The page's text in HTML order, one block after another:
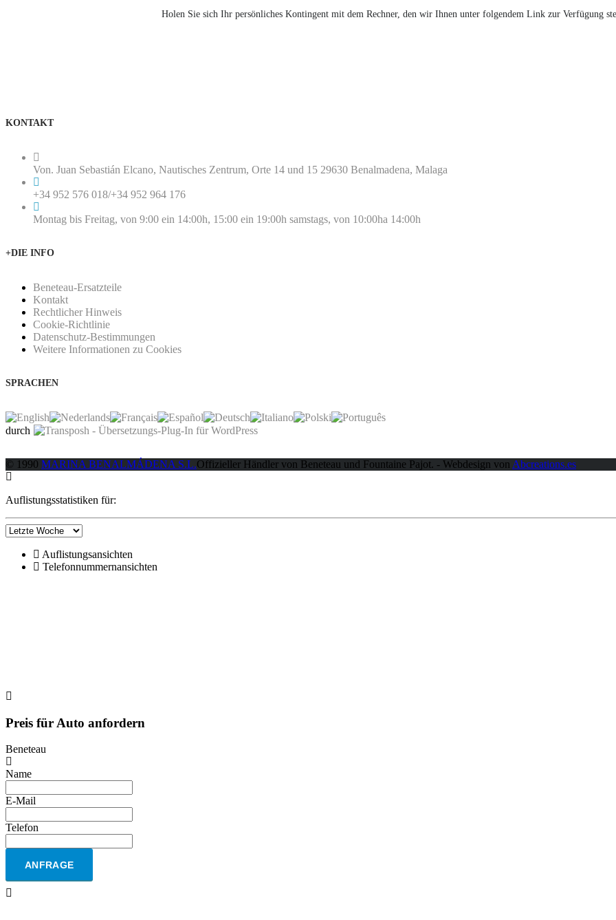
Holen Sie sich Ihr persönliches Kontingent mit dem Rechner, den wir Ihnen unter folgendem Link zur Verfügung
KONTAKT
Von. Juan Sebastián Elcano, Nautisches Zentrum, Orte 14 und 15 29630 Benalmadena, Malaga
+34 952 576 018/+34 952 964 176
Montag bis Freitag, von 9:00 ein 14:00h, 15:00 ein 19:00h samstags, von 10:00ha 14:00h
+DIE INFO
Beneteau-Ersatzteile
Kontakt
Rechtlicher Hinweis
Cookie-Richtlinie
Datenschutz-Bestimmungen
Weitere Informationen zu Cookies
SPRACHEN
durch
© 1990 MARINA BENALMÁDENA S.L.Offizieller Händler von Beneteau und Fountaine Pajot. - Webdesign von Abcreations.es
Auflistungsstatistiken für:
Auflistungsansichten
Telefonnummernansichten
Preis für Auto anfordern
Beneteau
Name
E-Mail
Telefon
ANFRAGE